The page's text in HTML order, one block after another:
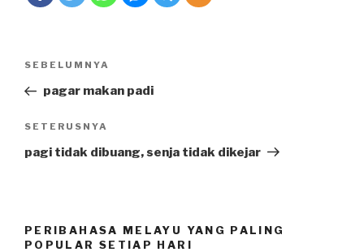
Post
Previous
Post
SEBELUMNYA
pagar makan padi
Next
Post
SETERUSNYA
pagi tidak dibuang, senja tidak dikejar
PERIBAHASA MELAYU YANG PALING
POPULAR SETIAP HARI